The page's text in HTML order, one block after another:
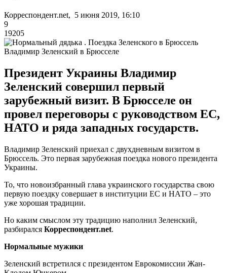
Корреспондент.net, 5 июня 2019, 16:10
9
19205
Владимир Зеленский в Брюсселе
Президент Украины Владимир
Зеленский совершил первый
зарубежный визит. В Брюсселе он
провел переговоры с руководством ЕС,
НАТО и ряда западных государств.
Владимир Зеленский приехал с двухдневным визитом в
Брюссель. Это первая зарубежная поездка нового президента
Украины.
То, что новоизбранный глава украинского государства свою
первую поездку совершает в институции ЕС и НАТО – это
уже хорошая традиции.
Но каким смыслом эту традицию наполнил Зеленский,
разбирался Корреспондент.net.
Нормальные мужики
Зеленский встретился с президентом Еврокомиссии Жан-